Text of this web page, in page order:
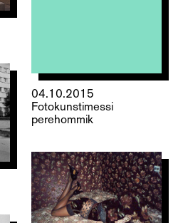
04.10.2015
Fotokunstimessi
perehommik